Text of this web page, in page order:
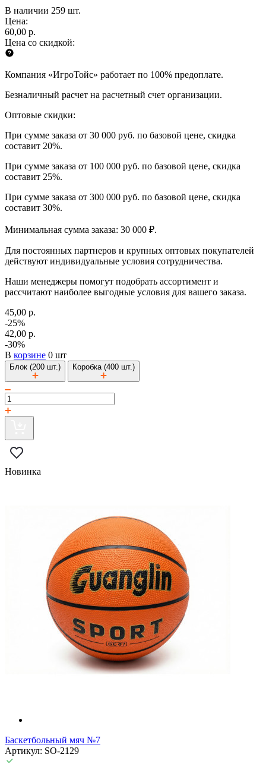
В наличии 259 шт.
Цена:
60,00 р.
Цена со скидкой:
Компания «ИгроТойс» работает по 100% предоплате.
Безналичный расчет на расчетный счет организации.
Оптовые скидки:
При сумме заказа от 30 000 руб. по базовой цене, скидка
составит 20%.
При сумме заказа от 100 000 руб. по базовой цене, скидка
составит 25%.
При сумме заказа от 300 000 руб. по базовой цене, скидка
составит 30%.
Минимальная сумма заказа: 30 000 ₽.
Для постоянных партнеров и крупных оптовых покупателей
действуют индивидуальные условия сотрудничества.
Наши менеджеры помогут подобрать ассортимент и
рассчитают наиболее выгодные условия для вашего заказа.
45,00 р.
-25%
42,00 р.
-30%
В корзине 0 шт
Блок (200 шт.) Коробка (400 шт.)
Новинка
Баскетбольный мяч №7
Артикул: SO-2129